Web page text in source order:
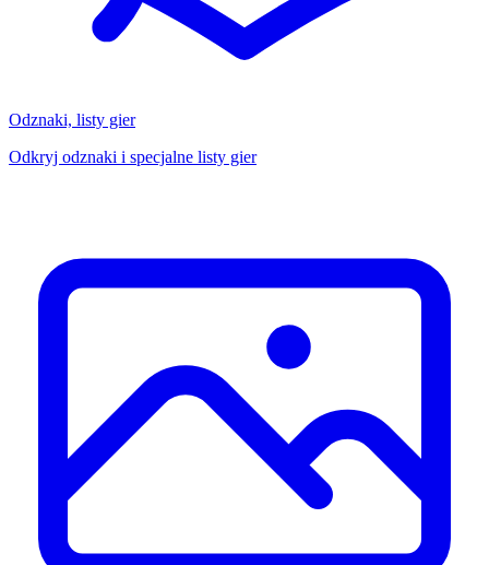
Odznaki, listy gier
Odkryj odznaki i specjalne listy gier